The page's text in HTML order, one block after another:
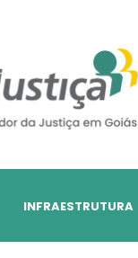
INFRAESTRUTURA